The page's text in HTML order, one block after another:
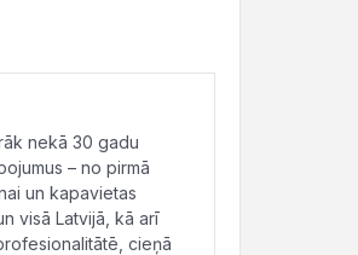
nekā 30 gadu
– no pirmā
un kapavietas
visā Latvijā, kā arī
cieņā